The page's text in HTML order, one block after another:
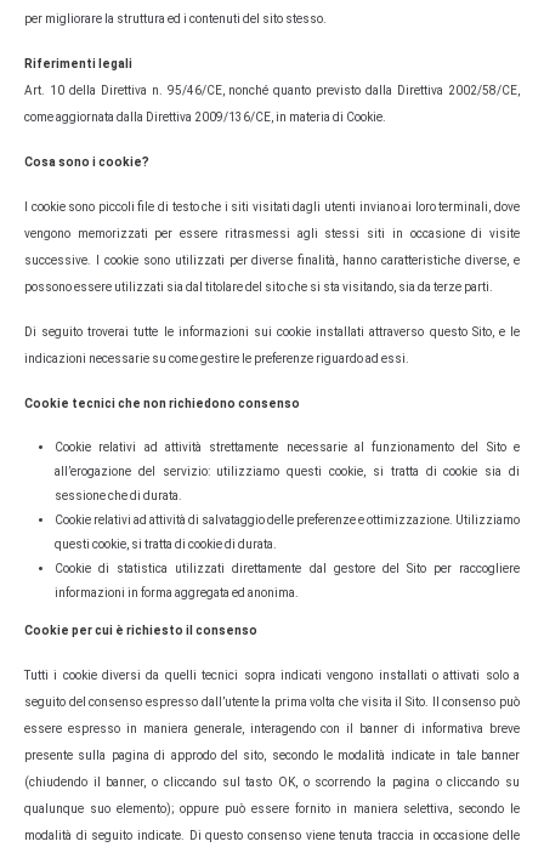
per migliorare la struttura ed i contenuti del sito stesso.
Riferimenti legali
Art. 10 della Direttiva n. 95/46/CE, nonché quanto previsto dalla Direttiva 2002/58/CE,
come aggiornata dalla Direttiva 2009/136/CE, in materia di Cookie.
Cosa sono i cookie?
I cookie sono piccoli file di testo che i siti visitati dagli utenti inviano ai loro terminali, dove
vengono memorizzati per essere ritrasmessi agli stessi siti in occasione di visite
successive. I cookie sono utilizzati per diverse finalità, hanno caratteristiche diverse, e
possono essere utilizzati sia dal titolare del sito che si sta visitando, sia da terze parti.
Di seguito troverai tutte le informazioni sui cookie installati attraverso questo Sito, e le
indicazioni necessarie su come gestire le preferenze riguardo ad essi.
Cookie tecnici che non richiedono consenso
Cookie relativi ad attività strettamente necessarie al funzionamento del Sito e
all’erogazione del servizio: utilizziamo questi cookie, si tratta di cookie sia di
sessione che di durata.
Cookie relativi ad attività di salvataggio delle preferenze e ottimizzazione. Utilizziamo
questi cookie, si tratta di cookie di durata.
Cookie di statistica utilizzati direttamente dal gestore del Sito per raccogliere
informazioni in forma aggregata ed anonima.
Cookie per cui è richiesto il consenso
Tutti i cookie diversi da quelli tecnici sopra indicati vengono installati o attivati solo a
seguito del consenso espresso dall’utente la prima volta che visita il Sito. Il consenso può
essere espresso in maniera generale, interagendo con il banner di informativa breve
presente sulla pagina di approdo del sito, secondo le modalità indicate in tale banner
(chiudendo il banner, o cliccando sul tasto OK, o scorrendo la pagina o cliccando su
qualunque suo elemento); oppure può essere fornito in maniera selettiva, secondo le
modalità di seguito indicate. Di questo consenso viene tenuta traccia in occasione delle